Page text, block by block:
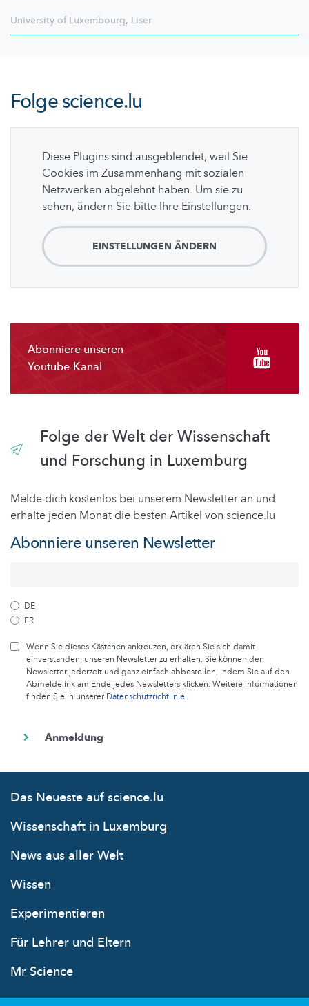
University of Luxembourg, Liser
Folgescience.lu
Diese Plugins sind ausgeblendet, weil Sie
Cookies im Zusammenhang mit sozialen
Netzwerken abgelehnt haben. Um sie zu
sehen, ändern Sie bitte Ihre Einstellungen.
EINSTELLUNGEN ÄNDERN
Abonniere unseren
Youtube-Kanal
Folge der Welt der Wissenschaft
und Forschung in Luxemburg
Melde dich kostenlos bei unserem Newsletter an und
erhalte jeden Monat die besten Artikel von science.lu
Abonniere unseren Newsletter
DE
FR
Wenn Sie dieses Kästchen ankreuzen, erklären Sie sich damit
einverstanden, unseren Newsletter zu erhalten. Sie können den
Newsletter jederzeit und ganz einfach abbestellen, indem Sie auf den
Abmeldelink am Ende jedes Newsletters klicken. Weitere Informationen
finden Sie in unsererDatenschutzrichtlinie.
Das Neueste auf science.lu
Wissenschaft in Luxemburg
News aus aller Welt
Wissen
Experimentieren
Für Lehrer und Eltern
Mr Science